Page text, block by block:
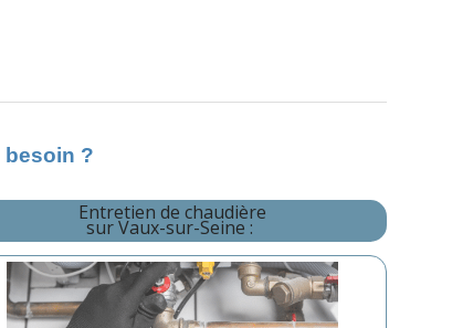
besoin ?
Entretien de chaudière
sur Vaux-sur-Seine :